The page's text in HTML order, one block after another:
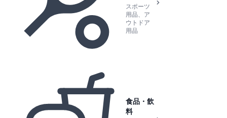
スポーツ
用品、ア
ウトドア
用品
食品・飲
料